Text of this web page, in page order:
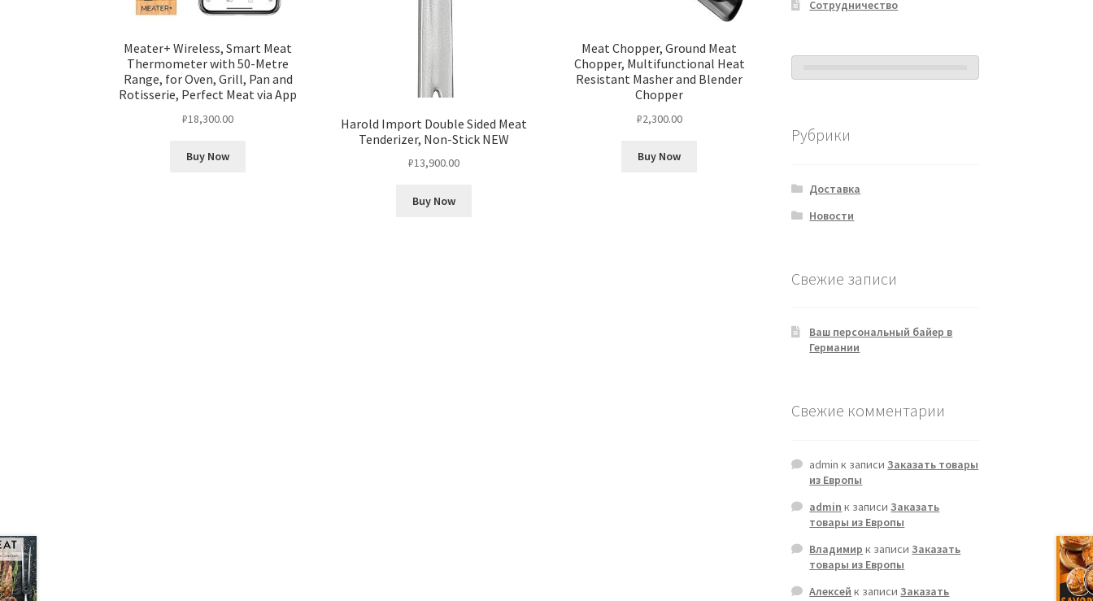
Meater+ Wireless, Smart Meat
Thermometer with 50-Metre
Range, for Oven, Grill, Pan and
Rotisserie, Perfect Meat via App
₽18,300.00
Buy Now
Harold Import Double Sided Meat
Tenderizer, Non-Stick NEW
₽13,900.00
Buy Now
Meat Chopper, Ground Meat
Chopper, Multifunctional Heat
Resistant Masher and Blender
Chopper
₽2,300.00
Buy Now
Сотрудничество
Рубрики
Доставка
Новости
Свежие записи
Ваш персональный байер в
Германии
Свежие комментарии
admin к записиЗаказать товары
из Европы
admin к записиЗаказать
товары из Европы
Владимир к записиЗаказать
товары из Европы
Алексей к записиЗаказать